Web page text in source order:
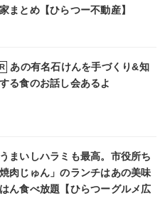
まとめ【ひらつー不動産】
あの有名石けんを手づくり&知
る食のお話し会あるよ
まいしハラミも最高。市役所ち
肉じゅん」のランチはあの美味
ん食べ放題【ひらつーグルメ広